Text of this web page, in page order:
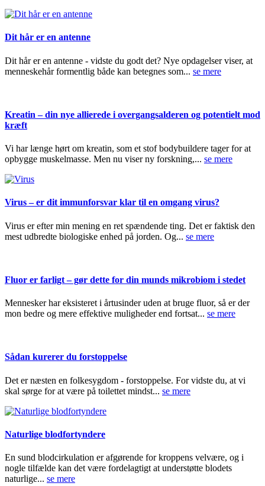
Dit hår er en antenne
Dit hår er en antenne - vidste du godt det? Nye opdagelser viser, at
menneskehår formentlig både kan betegnes som... se mere
Kreatin – din nye allierede i overgangsalderen og potentielt mod
kræft
Vi har længe hørt om kreatin, som et stof bodybuildere tager for at
opbygge muskelmasse. Men nu viser ny forskning,... se mere
Virus – er dit immunforsvar klar til en omgang virus?
Virus er efter min mening en ret spændende ting. Det er faktisk den
mest udbredte biologiske enhed på jorden. Og... se mere
Fluor er farligt – gør dette for din munds mikrobiom i stedet
Mennesker har eksisteret i årtusinder uden at bruge fluor, så er der
mon bedre og mere effektive muligheder end fortsat... se mere
Sådan kurerer du forstoppelse
Det er næsten en folkesygdom - forstoppelse. For vidste du, at vi
skal sørge for at være på toilettet mindst... se mere
Naturlige blodfortyndere
En sund blodcirkulation er afgørende for kroppens velvære, og i
nogle tilfælde kan det være fordelagtigt at understøtte blodets
naturlige... se mere